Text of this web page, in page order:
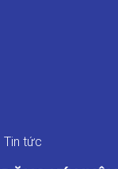
Tin tức